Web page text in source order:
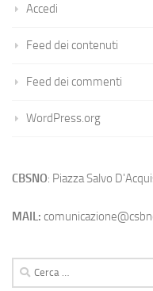
Accedi
Feed dei contenuti
Feed dei commenti
WordPress.org
CBSNO: Piazza Salvo
MAIL:
Ricerca
per: